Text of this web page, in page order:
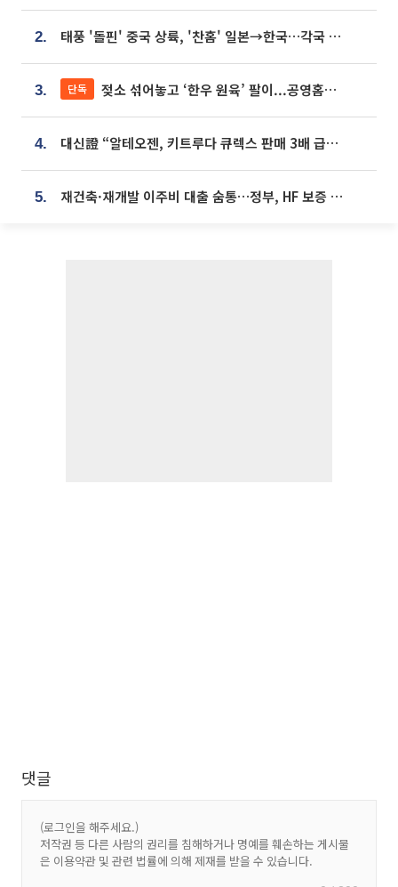
2. 태풍 '돌핀' 중국 상륙, '찬홈' 일본→한국…각국 기상청 예상 경로는?
3. 단독 젖소 섞어놓고 ‘한우 원육’ 팔이...공영홈쇼핑 표기·검증 구멍
4. 대신證 “알테오젠, 키트루다 큐렉스 판매 3배 급증…목표가 41만원 상향”
5. 재건축·재개발 이주비 대출 숨통…정부, HF 보증 신설 추진
댓글